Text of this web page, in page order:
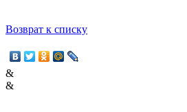
Возврат к списку
&
&